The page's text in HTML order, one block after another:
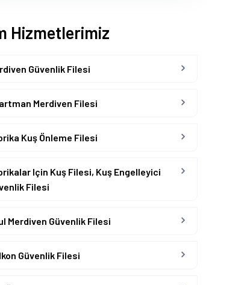
Hizmetlerimiz
Güvenlik Filesi
Merdiven Filesi
Kuş Önleme Filesi
Için Kuş Filesi, Kuş Engelleyici
Filesi
Merdiven Güvenlik Filesi
Güvenlik Filesi